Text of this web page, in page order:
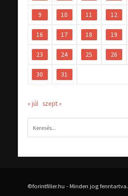
9 10 11 12
16 17 18 19
23 24 25 26
30 31
« júl szept »
©forintfiller.hu - Minden jog fenntartva.